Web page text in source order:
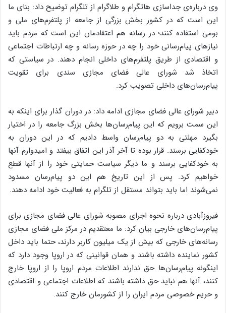
وی درباره‌ی جداسازی هاتگرام و طلاگرام از تلگرام توضیح داد: بنای ما
این است که در کشور بخش بزرگی از جامعه از پلتفرم‌های ملی و
بومی استفاده کنند؛ در رسانه هم اعتقادمان این است که مردم باید
نیازهای پیام‌رسانی خود را چه در حوزه رسانه و چه ارتباطات اجتماعی
و اقتصادی از طریق پلتفرم‌های داخلی انجام دهند. در سیاستی که
اتخاذ شد شورای عالی فضای مجازی سندی برای تقویت
پیام‌رسان‌های داخلی تصویب کرد.
دبیر شورای عالی فضای مجازی ادامه داد: در دوران گذار برای اینکه به
این سمت برویم که این پیام‌رسان‌ها بخش بزرگ جامعه را در اختیار
بگیرد مهلتی به دو پیام‌رسان واسط دادیم که در این دوران به
خودکفایی برسند. قرار بوده تا آخر آذر این اتفاق بیفتد و امیدوارم آنها
به خودکفایی برسند و ما دیگر سیاست حمایتی خود را از آنها قطع
خواهیم کرد. پس از این تاریخ هم این دو پیام‌رسان مسدود
نمی‌شوند اما باید بتواند مستقل از تلگرام به فعالیت خود ادامه دهند.
فیروزآبادی درباره‌ نحوه‌ اجرای مصوبه شورای عالی فضای مجازی برای
پیام‌رسان‌های خارجی بیان کرد: ما معتقدیم در مرکز ملی فضای مجازی
رسانه‌های خارجی که بیش از یک میلیون کاربر دارند، حتما باید داخل
کشور نماینده داشته باشند و همان قوانینی که در اروپا وجود دارد که
اینگونه پیام‌رسان‌ها حق ندارند اطلاعات مردم اروپا را از اروپا خارج
کنند، آنها هم نباید حق داشته باشند که اطلاعات اجتماعی و اقتصادی
و حریم خصوصی مردم ایران را از کشورمان خارج کنند.